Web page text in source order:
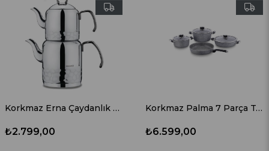
Korkmaz Erna Çaydanlık Takımı Inox A227-01
₺2.799,00
Korkmaz Palma 7 Parça Tencere Seti A3919
₺6.599,00